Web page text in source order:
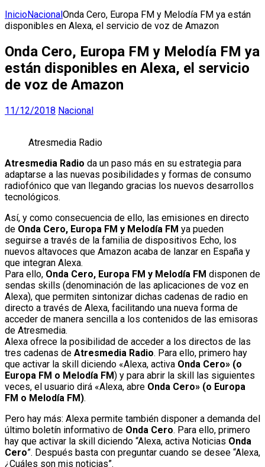
InicioNacionalOnda Cero, Europa FM y Melodía FM ya están
disponibles en Alexa, el servicio de voz de Amazon
Onda Cero, Europa FM y Melodía FM ya
están disponibles en Alexa, el servicio
de voz de Amazon
11/12/2018 Nacional
Atresmedia Radio
Atresmedia Radio da un paso más en su estrategia para
adaptarse a las nuevas posibilidades y formas de consumo
radiofónico que van llegando gracias los nuevos desarrollos
tecnológicos.
Así, y como consecuencia de ello, las emisiones en directo
de Onda Cero, Europa FM y Melodía FM ya pueden
seguirse a través de la familia de dispositivos Echo, los
nuevos altavoces que Amazon acaba de lanzar en España y
que integran Alexa.
Para ello, Onda Cero, Europa FM y Melodía FM disponen de
sendas skills (denominación de las aplicaciones de voz en
Alexa), que permiten sintonizar dichas cadenas de radio en
directo a través de Alexa, facilitando una nueva forma de
acceder de manera sencilla a los contenidos de las emisoras
de Atresmedia.
Alexa ofrece la posibilidad de acceder a los directos de las
tres cadenas de Atresmedia Radio. Para ello, primero hay
que activar la skill diciendo «Alexa, activa Onda Cero» (o
Europa FM o Melodía FM) y para abrir la skill las siguientes
veces, el usuario dirá «Alexa, abre Onda Cero» (o Europa
FM o Melodía FM).
Pero hay más: Alexa permite también disponer a demanda del
último boletín informativo de Onda Cero. Para ello, primero
hay que activar la skill diciendo “Alexa, activa Noticias Onda
Cero”. Después basta con preguntar cuando se desee “Alexa,
¿Cuáles son mis noticias”.